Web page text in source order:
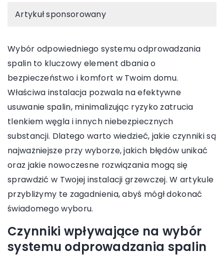
Artykuł sponsorowany
Wybór odpowiedniego systemu odprowadzania
spalin to kluczowy element dbania o
bezpieczeństwo i komfort w Twoim domu.
Właściwa instalacja pozwala na efektywne
usuwanie spalin, minimalizując ryzyko zatrucia
tlenkiem węgla i innych niebezpiecznych
substancji. Dlatego warto wiedzieć, jakie czynniki są
najważniejsze przy wyborze, jakich błędów unikać
oraz jakie nowoczesne rozwiązania mogą się
sprawdzić w Twojej instalacji grzewczej. W artykule
przybliżymy te zagadnienia, abyś mógł dokonać
świadomego wyboru.
Czynniki wpływające na wybór
systemu odprowadzania spalin